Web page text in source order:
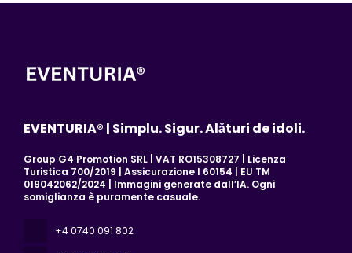
EVENTURIA® | Simplu. Sigur. Alături de idoli.
Group G4 Promotion SRL | VAT RO15308727 | Licenza
Turistica 700/2019 | Assicurazione I 60154 | EU TM
019042062/2024 | Immagini generate dall’IA. Ogni
somiglianza è puramente casuale.
+4 0740 091 802